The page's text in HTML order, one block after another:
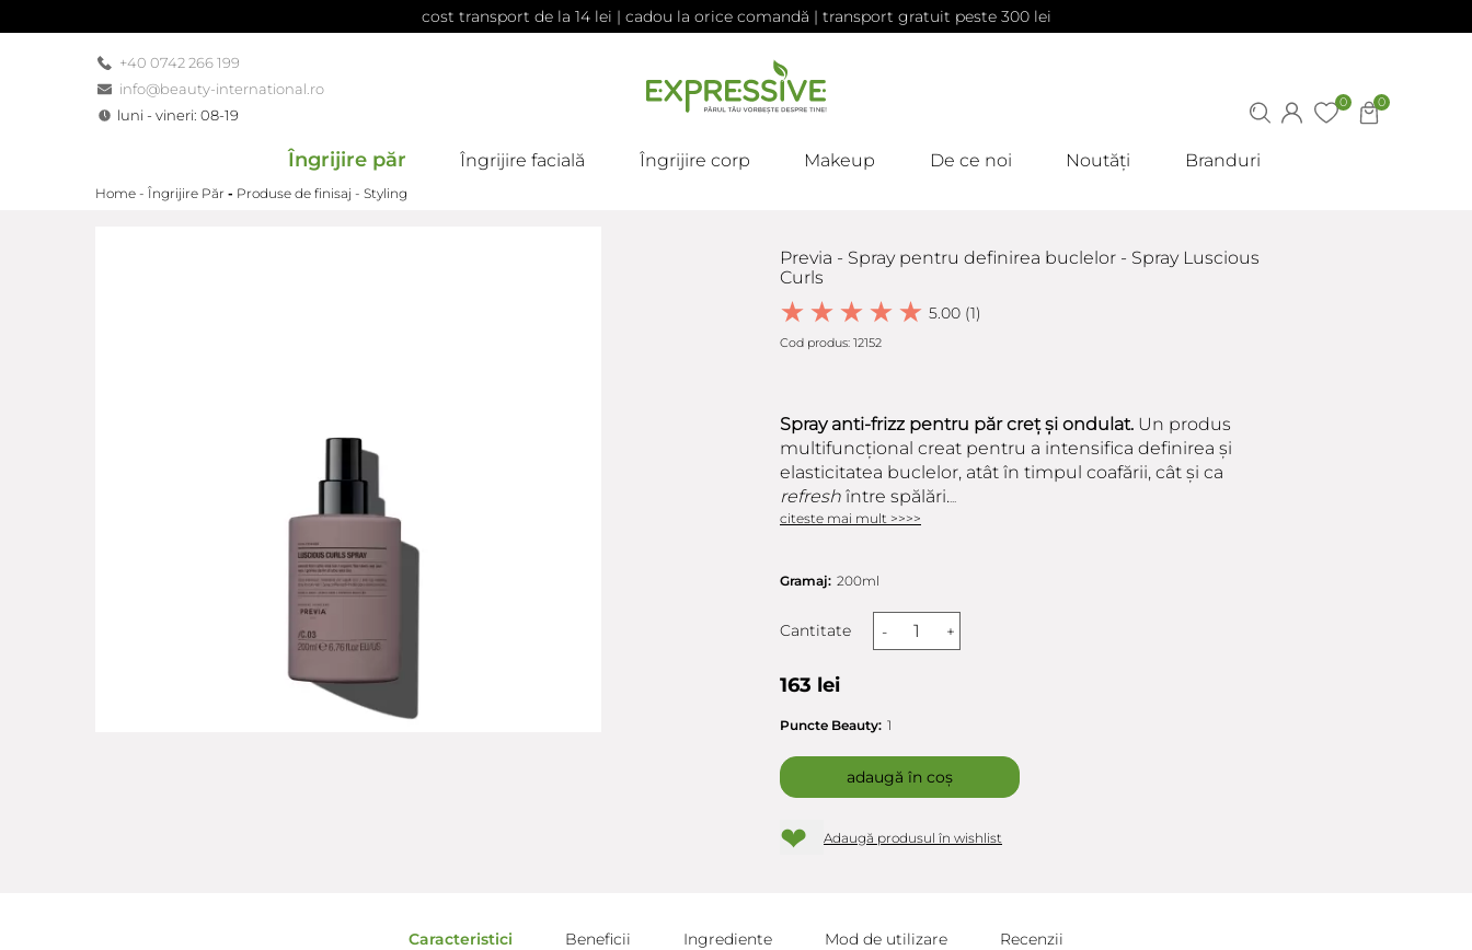
cost transport de la 14 lei | cadou la orice comandă | transport gratuit peste 300 lei
+40 0742 266 199
info@beauty-international.ro
luni - vineri: 08-19
0
0
Îngrijire păr Îngrijire facială Îngrijire corp Makeup De ce noi Noutăți Branduri
Home - Îngrijire Păr - Produse de finisaj - Styling
Previa - Spray pentru definirea buclelor - Spray Luscious
Curls
5.00 (1)
Cod produs: 12152
Spray anti-frizz pentru păr creț și ondulat. Un produs
multifuncțional creat pentru a intensifica definirea și
elasticitatea buclelor, atât în timpul coafării, cât și ca
refresh între spălări....
citeste mai mult >>>>
Gramaj: 200ml
Cantitate - +
163 lei
Puncte Beauty: 1
adaugă în coș
❤ Adaugă produsul în wishlist
Caracteristici Beneficii Ingrediente Mod de utilizare Recenzii